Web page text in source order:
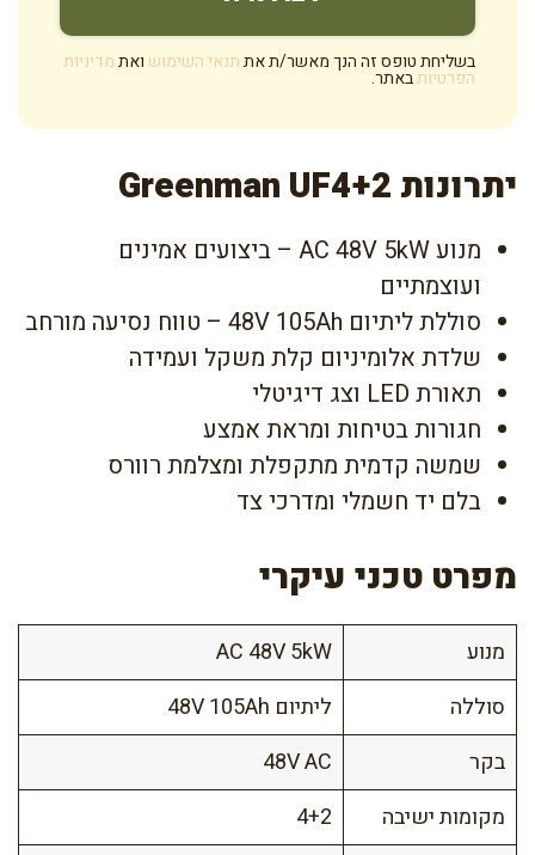
בשליחת טופס זה הנך מאשר/ת אתתנאי השימוש ואתמדיניות
הפרטיותבאתר.
יתרונות Greenman UF4+2
מנוע AC 48V 5kW – ביצועים אמינים
ועוצמתיים
סוללת ליתיום 48V 105Ah – טווח נסיעה מורחב
שלדת אלומיניום קלת משקל ועמידה
תאורת LED וצג דיגיטלי
חגורות בטיחות ומראת אמצע
שמשה קדמית מתקפלת ומצלמת רוורס
בלם יד חשמלי ומדרכי צד
מפרט טכני עיקרי
מנוע
AC 48V 5kW
סוללה
ליתיום 48V 105Ah
בקר
48V AC
מקומות ישיבה
4+2